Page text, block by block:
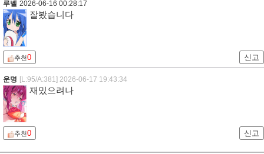
루벨 2026-06-16 00:28:17
잘봤습니다
추천0 신고
운명 [L:95/A:381] 2026-06-17 19:43:34
재밌으려나
추천0 신고